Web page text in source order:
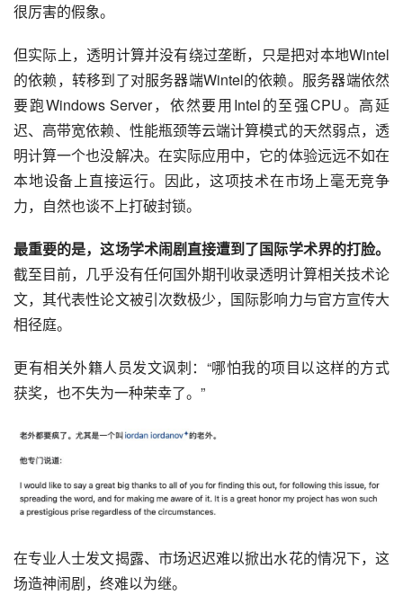
很厉害的假象。
但实际上，透明计算并没有绕过垄断，只是把对本地Wintel
的依赖，转移到了对服务器端Wintel的依赖。服务器端依然
要跑Windows Server，依然要用Intel的至强CPU。高延
迟、高带宽依赖、性能瓶颈等云端计算模式的天然弱点，透
明计算一个也没解决。在实际应用中，它的体验远远不如在
本地设备上直接运行。因此，这项技术在市场上毫无竞争
力，自然也谈不上打破封锁。
最重要的是，这场学术闹剧直接遭到了国际学术界的打脸。
截至目前，几乎没有任何国外期刊收录透明计算相关技术论
文，其代表性论文被引次数极少，国际影响力与官方宣传大
相径庭。
更有相关外籍人员发文讽刺：“哪怕我的项目以这样的方式
获奖，也不失为一种荣幸了。”
在专业人士发文揭露、市场迟迟难以掀出水花的情况下，这
场造神闹剧，终难以为继。